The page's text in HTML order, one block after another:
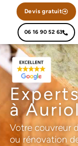
Devis gratuit
06 16 90 52 63
à Auriol
Votre couvreur
ou rénovation